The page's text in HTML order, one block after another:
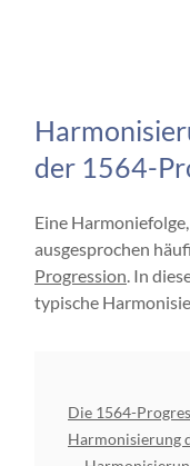
der 1564-
Eine
ausgesprochen
Progression. In
typische
Die 1564-
Harmonisierung